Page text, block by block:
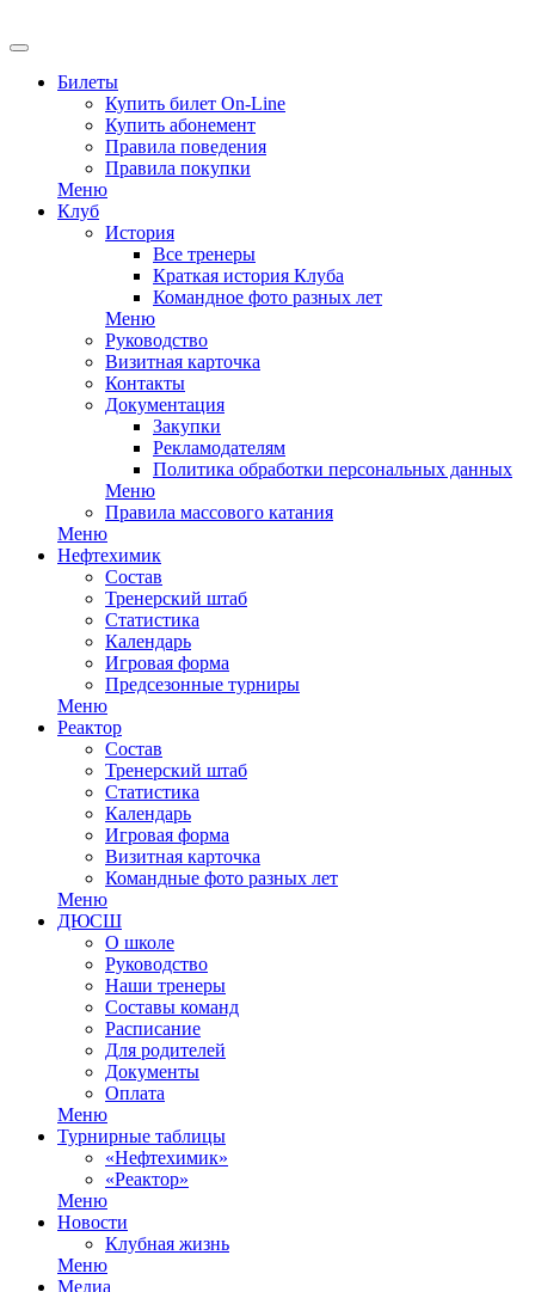
Билеты
Купить билет On-Line
Купить абонемент
Правила поведения
Правила покупки
Меню
Клуб
История
Все тренеры
Краткая история Клуба
Командное фото разных лет
Меню
Руководство
Визитная карточка
Контакты
Документация
Закупки
Рекламодателям
Политика обработки персональных данных
Меню
Правила массового катания
Меню
Нефтехимик
Состав
Тренерский штаб
Статистика
Календарь
Игровая форма
Предсезонные турниры
Меню
Реактор
Состав
Тренерский штаб
Статистика
Календарь
Игровая форма
Визитная карточка
Командные фото разных лет
Меню
ДЮСШ
О школе
Руководство
Наши тренеры
Составы команд
Расписание
Для родителей
Документы
Оплата
Меню
Турнирные таблицы
«Нефтехимик»
«Реактор»
Меню
Новости
Клубная жизнь
Меню
Медиа